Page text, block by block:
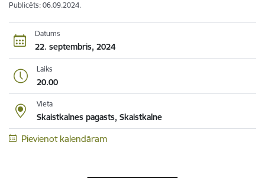
Publicēts: 06.09.2024.
Datums
22. septembris, 2024
Laiks
20.00
Vieta
Skaistkalnes pagasts, Skaistkalne
Pievienot kalendāram